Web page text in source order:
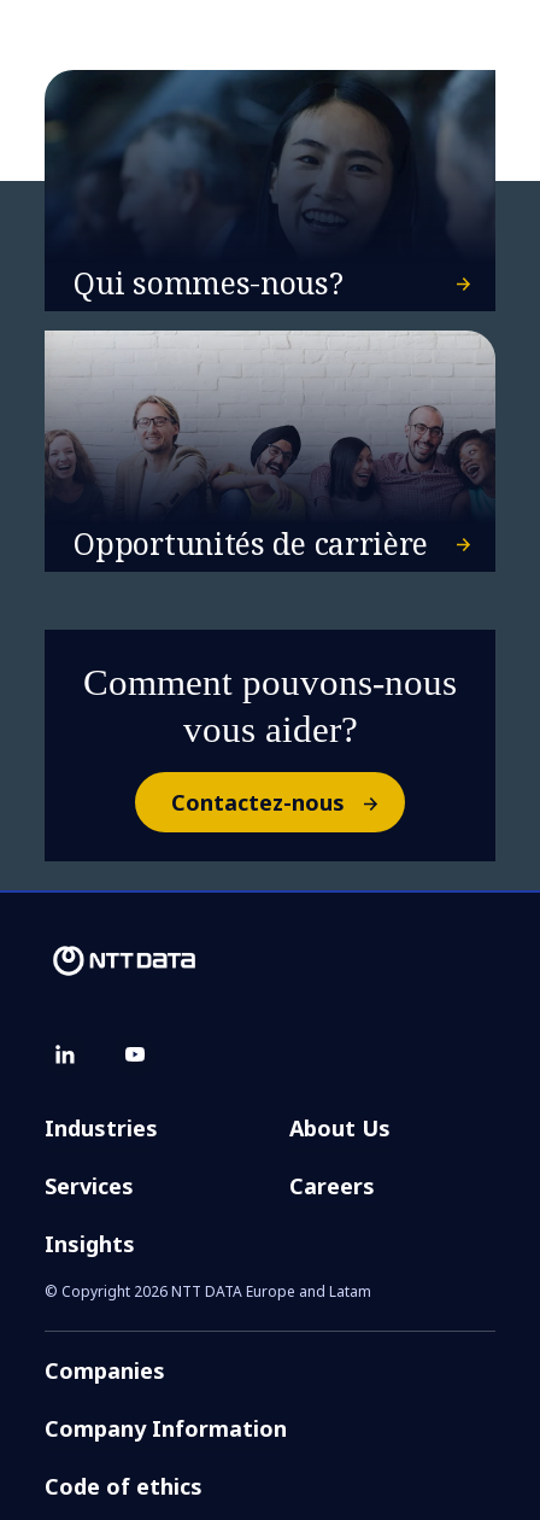
Enterprise WAN : les applications
prennent enfin le contrôle
Assurer le bon fonctionnement
Qui sommes-nous?
Opportunités de carrière
Comment pouvons-nous
vous aider?
Contactez-nous
Industries
Services
Insights
About Us
Careers
© Copyright 2026 NTT DATA Europe and Latam
Companies
Company Information
Code of ethics